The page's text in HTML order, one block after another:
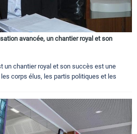
avancée, un chantier royal et son
un chantier royal et son succès est une
corps élus, les partis politiques et les